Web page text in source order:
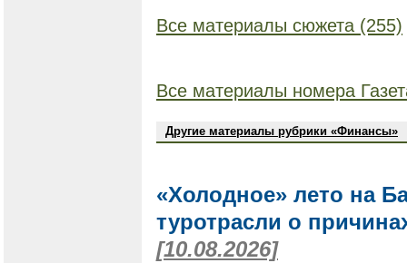
Все материалы сюжета (255)
Все материалы номера
Другие материалы рубрики «Финансы»
«Холодное» лето на
туротрасли о
[10.08.2026]